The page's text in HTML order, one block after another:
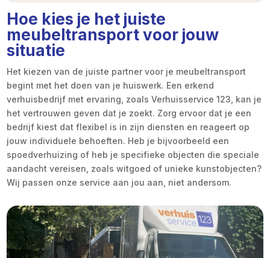
Hoe kies je het juiste
meubeltransport voor jouw
situatie
Het kiezen van de juiste partner voor je meubeltransport
begint met het doen van je huiswerk. Een erkend
verhuisbedrijf met ervaring, zoals Verhuisservice 123, kan je
het vertrouwen geven dat je zoekt. Zorg ervoor dat je een
bedrijf kiest dat flexibel is in zijn diensten en reageert op
jouw individuele behoeften. Heb je bijvoorbeeld een
spoedverhuizing of heb je specifieke objecten die speciale
aandacht vereisen, zoals witgoed of unieke kunstobjecten?
Wij passen onze service aan jou aan, niet andersom.